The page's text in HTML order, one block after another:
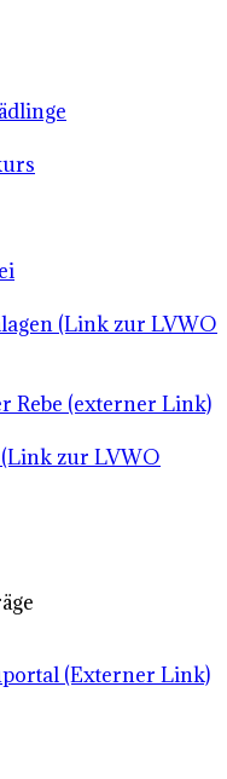
(Link zur LVWO
Rebe (externer Link)
zur LVWO
(Externer Link)